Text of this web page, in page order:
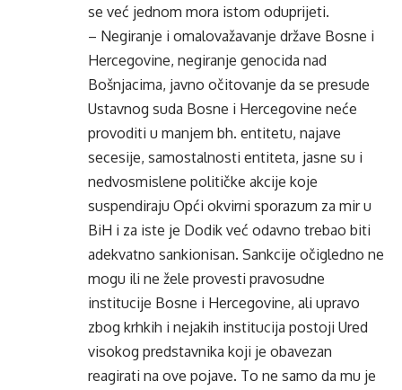
se već jednom mora istom oduprijeti.
– Negiranje i omalovažavanje države Bosne i
Hercegovine, negiranje genocida nad
Bošnjacima, javno očitovanje da se presude
Ustavnog suda Bosne i Hercegovine neće
provoditi u manjem bh. entitetu, najave
secesije, samostalnosti entiteta, jasne su i
nedvosmislene političke akcije koje
suspendiraju Opći okvirni sporazum za mir u
BiH i za iste je Dodik već odavno trebao biti
adekvatno sankionisan. Sankcije očigledno ne
mogu ili ne žele provesti pravosudne
institucije Bosne i Hercegovine, ali upravo
zbog krhkih i nejakih institucija postoji Ured
visokog predstavnika koji je obavezan
reagirati na ove pojave. To ne samo da mu je